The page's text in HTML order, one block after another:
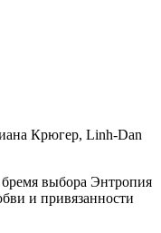
Крюгер, Linh-Dan
выбора Энтропия
и привязанности